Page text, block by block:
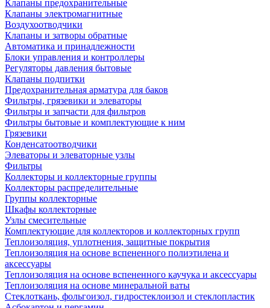
Клапаны предохранительные
Клапаны электромагнитные
Воздухоотводчики
Клапаны и затворы обратные
Автоматика и принадлежности
Блоки управления и контроллеры
Регуляторы давления бытовые
Клапаны подпитки
Предохранительная арматура для баков
Фильтры, грязевики и элеваторы
Фильтры и запчасти для фильтров
Фильтры бытовые и комплектующие к ним
Грязевики
Конденсатоотводчики
Элеваторы и элеваторные узлы
Фильтры
Коллекторы и коллекторные группы
Коллекторы распределительные
Группы коллекторные
Шкафы коллекторные
Узлы смесительные
Комплектующие для коллекторов и коллекторных групп
Теплоизоляция, уплотнения, защитные покрытия
Теплоизоляция на основе вспененного полиэтилена и
аксессуары
Теплоизоляция на основе вспененного каучука и аксессуары
Теплоизоляция на основе минеральной ваты
Стеклоткань, фольгоизол, гидростеклоизол и стеклопластик